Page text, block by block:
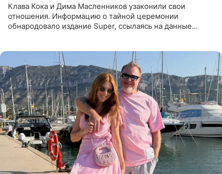
Клава Кока и Дима Масленников узаконили свои
отношения. Информацию о тайной церемонии
обнародовало издание Super, ссылаясь на данные